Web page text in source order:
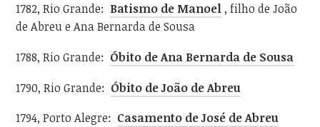
1782, Rio Grande: Batismo de Manoel , filho de João
de Abreu e Ana Bernarda de Sousa
1788, Rio Grande: Óbito de Ana Bernarda de Sousa
1790, Rio Grande: Óbito de João de Abreu
1794, Porto Alegre: Casamento de José de Abreu